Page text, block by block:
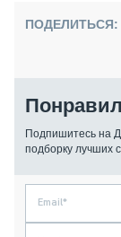
ПОДЕЛИТЬСЯ:
Подпишитесь на
подборку лучших